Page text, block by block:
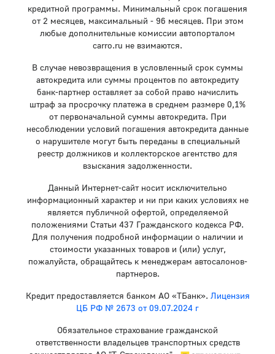
кредитной программы. Минимальный срок погашения
от 2 месяцев, максимальный - 96 месяцев. При этом
любые дополнительные комиссии автопорталом
carro.ru не взимаются.
В случае невозвращения в условленный срок суммы
автокредита или суммы процентов по автокредиту
банк-партнер оставляет за собой право начислить
штраф за просрочку платежа в среднем размере 0,1%
от первоначальной суммы автокредита. При
несоблюдении условий погашения автокредита данные
о нарушителе могут быть переданы в специальный
реестр должников и коллекторское агентство для
взыскания задолженности.
Данный Интернет-сайт носит исключительно
информационный характер и ни при каких условиях не
является публичной офертой, определяемой
положениями Статьи 437 Гражданского кодекса РФ.
Для получения подробной информации о наличии и
стоимости указанных товаров и (или) услуг,
пожалуйста, обращайтесь к менеджерам автосалонов-
партнеров.
Кредит предоставляется банком АО «ТБанк». Лицензия
ЦБ РФ № 2673 от 09.07.2024 г
Обязательное страхование гражданской
ответственности владельцев транспортных средств